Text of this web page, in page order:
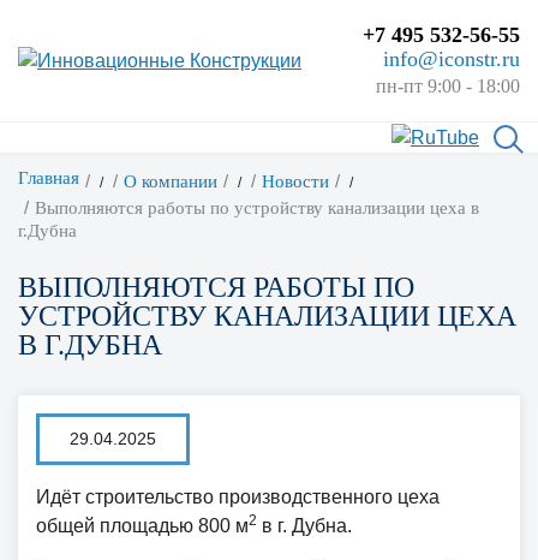
+7 495 532-56-55
info@iconstr.ru
пн-пт 9:00 - 18:00
Главная / О компании / Новости /
Выполняются работы по устройству канализации цеха в
г.Дубна
ВЫПОЛНЯЮТСЯ РАБОТЫ ПО
УСТРОЙСТВУ КАНАЛИЗАЦИИ ЦЕХА
В Г.ДУБНА
29.04.2025
Идёт строительство производственного цеха
общей площадью 800 м2 в г. Дубна.